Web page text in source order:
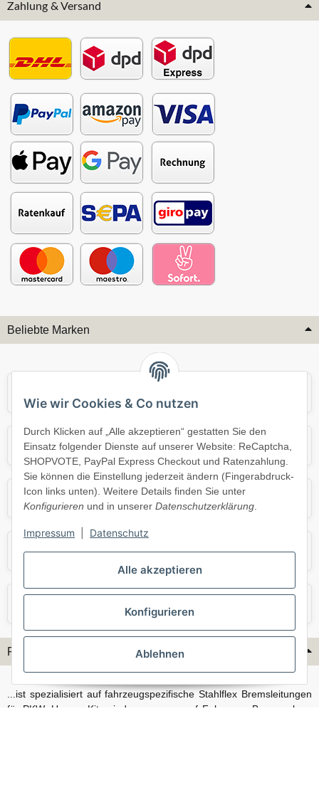
Alle akzeptieren
Konfigurieren
Ablehnen
Wie wir Cookies & Co nutzen
Durch Klicken auf „Alle akzeptieren“ gestatten Sie den
Einsatz folgender Dienste auf unserer Website: ReCaptcha,
SHOPVOTE, PayPal Express Checkout und Ratenzahlung.
Sie können die Einstellung jederzeit ändern (Fingerabdruck-
Icon links unten). Weitere Details finden Sie unter
Konfigurieren und in unserer Datenschutzerklärung.
Impressum Datenschutz
Zahlung & Versand
Beliebte Marken
Mercedes Mini
Opel Porsche
Skoda Smart
Flex-Hydraulik...
...ist spezialisiert auf fahrzeugspezifische Stahlflex Bremsleitungen
für PKW. Unsere Kits sind passgenau auf Fahrzeug, Bremsanlage